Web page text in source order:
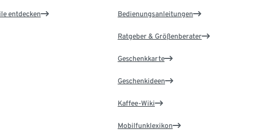
entdecken Bedienungsanleitungen
Ratgeber & Größenberater
Geschenkkarte
Geschenkideen
Kaffee-Wiki
Mobilfunklexikon